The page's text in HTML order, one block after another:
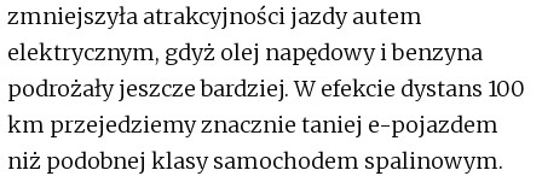
zmniejszyła atrakcyjności jazdy autem
elektrycznym, gdyż olej napędowy i benzyna
podrożały jeszcze bardziej. W efekcie dystans 100
km przejedziemy znacznie taniej e-pojazdem
niż podobnej klasy samochodem spalinowym.